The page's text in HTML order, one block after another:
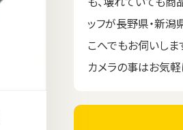
ッフが長野県・新潟
こへでもお伺いしま
カメラの事はお気軽